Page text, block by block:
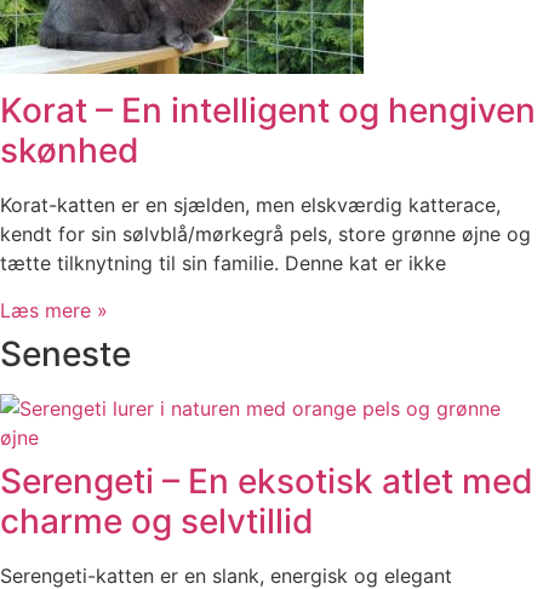
Korat – En intelligent og hengiven
skønhed
Korat-katten er en sjælden, men elskværdig katterace,
kendt for sin sølvblå/mørkegrå pels, store grønne øjne og
tætte tilknytning til sin familie. Denne kat er ikke
Læs mere »
Seneste
Serengeti – En eksotisk atlet med
charme og selvtillid
Serengeti-katten er en slank, energisk og elegant